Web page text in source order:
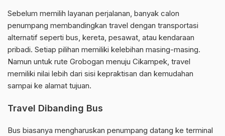
Sebelum memilih layanan perjalanan, banyak calon
penumpang membandingkan travel dengan transportasi
alternatif seperti bus, kereta, pesawat, atau kendaraan
pribadi. Setiap pilihan memiliki kelebihan masing-masing.
Namun untuk rute Grobogan menuju Cikampek, travel
memiliki nilai lebih dari sisi kepraktisan dan kemudahan
sampai ke alamat tujuan.
Travel Dibanding Bus
Bus biasanya mengharuskan penumpang datang ke terminal